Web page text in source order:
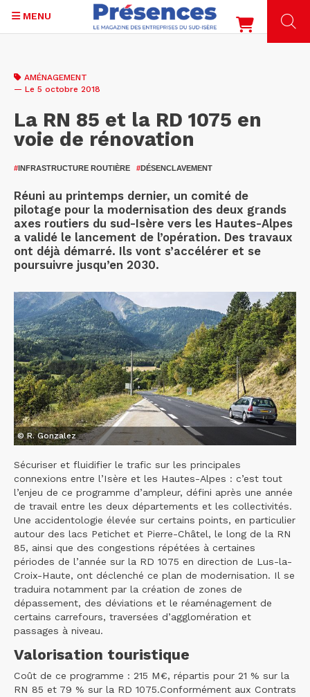
contenu
MENU
AMÉNAGEMENT
— Le 5 octobre 2018
La RN 85 et la RD 1075 en
voie de rénovation
#INFRASTRUCTURE ROUTIÈRE #DÉSENCLAVEMENT
Réuni au printemps dernier, un comité de
pilotage pour la modernisation des deux grands
axes routiers du sud-Isère vers les Hautes-Alpes
a validé le lancement de l’opération. Des travaux
ont déjà démarré. Ils vont s’accélérer et se
poursuivre jusqu’en 2030.
© R. Gonzalez
Sécuriser et fluidifier le trafic sur les principales
connexions entre l’Isère et les Hautes-Alpes : c’est tout
l’enjeu de ce programme d’ampleur, défini après une année
de travail entre les deux départements et les collectivités.
Une accidentologie élevée sur certains points, en particulier
autour des lacs Petichet et Pierre-Châtel, le long de la RN
85, ainsi que des congestions répétées à certaines
périodes de l’année sur la RD 1075 en direction de Lus-la-
Croix-Haute, ont déclenché ce plan de modernisation. Il se
traduira notamment par la création de zones de
dépassement, des déviations et le réaménagement de
certains carrefours, traversées d’agglomération et
passages à niveau.
Valorisation touristique
Coût de ce programme : 215 M€, répartis pour 21 % sur la
RN 85 et 79 % sur la RD 1075.Conformément aux Contrats